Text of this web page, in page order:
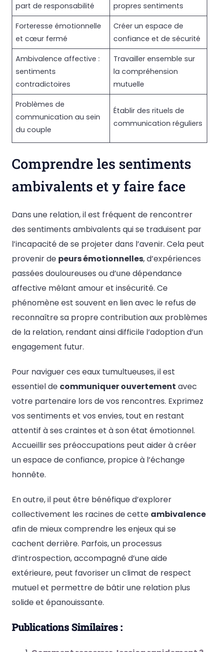
part de responsabilité
propres sentiments
Forteresse émotionnelle
et cœur fermé
Créer un espace de
confiance et de sécurité
Ambivalence affective :
sentiments
contradictoires
Travailler ensemble sur
la compréhension
mutuelle
Problèmes de
communication au sein
du couple
Établir des rituels de
communication réguliers
Comprendre les sentiments
ambivalents et y faire face
Dans une relation, il est fréquent de rencontrer
des sentiments ambivalents qui se traduisent par
l’incapacité de se projeter dans l’avenir. Cela peut
provenir de peurs émotionnelles, d’expériences
passées douloureuses ou d’une dépendance
affective mêlant amour et insécurité. Ce
phénomène est souvent en lien avec le refus de
reconnaître sa propre contribution aux problèmes
de la relation, rendant ainsi difficile l’adoption d’un
engagement futur.
Pour naviguer ces eaux tumultueuses, il est
essentiel de communiquer ouvertement avec
votre partenaire lors de vos rencontres. Exprimez
vos sentiments et vos envies, tout en restant
attentif à ses craintes et à son état émotionnel.
Accueillir ses préoccupations peut aider à créer
un espace de confiance, propice à l’échange
honnête.
En outre, il peut être bénéfique d’explorer
collectivement les racines de cette ambivalence
afin de mieux comprendre les enjeux qui se
cachent derrière. Parfois, un processus
d’introspection, accompagné d’une aide
extérieure, peut favoriser un climat de respect
mutuel et permettre de bâtir une relation plus
solide et épanouissante.
Publications Similaires :